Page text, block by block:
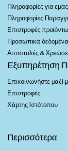
Πληροφορίες για εμάς
Πληροφορίες
Επιστροφές
Προσωπικά δεδομένα
Αποστολές &
Εξυπηρέτηση
Επικοινωνήστε μαζί
Επιστροφές
Χάρτης Ιστότοπου
Περισσότερα